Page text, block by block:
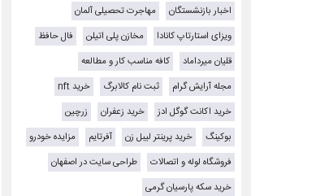
اخبار بازنشستگان
مهاجرت تحصیلی آلمان
ویزای استارتاپ کانادا
مخازن پلی اتیلن
فال حافظ
قلیان میرداماد
کافه مناسب کار و مطالعه
مجله آرایش گرام
ثبت نام کالابرگ
خرید nft
خرید اکانت گوگل ادز
خرید زعفران
زرچین
بوکینگ
خرید پرینتر لیبل زن آفرتایم
مزایده خودرو
فروشگاه لوله و اتصالات
طراحی سایت در اصفهان
خرید سکه پارسیان گرمی